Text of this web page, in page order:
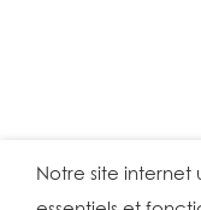
Notre site internet